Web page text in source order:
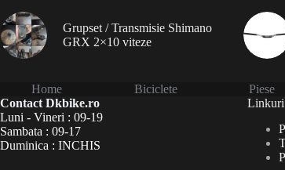
Grupset / Transmisie Shimano
GRX 2×10 viteze
Home Biciclete Piese
Contact Dkbike.ro
Luni - Vineri : 09-19
Sambata : 09-17
Duminica : INCHIS